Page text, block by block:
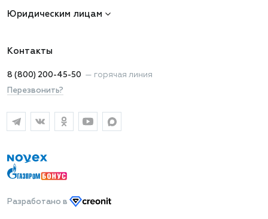
Юридическим лицам
Контакты
8 (800) 200-45-50 — горячая линия
Перезвонить?
Разработано в